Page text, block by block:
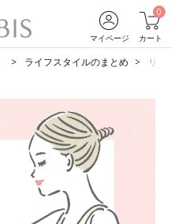
マイページ
0
カート
ライフスタイルのまとめ リ